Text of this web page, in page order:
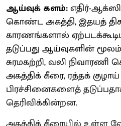
ஆய்வுக் களம்:எதிர்-
கொண்ட அகத்தி, இதயத்
காரணங்களால்
தடுப்பது ஆய்வுகளின் மூலம்
சுரமகற்றி, வலி
அகத்திக் கீரை, ரத்தக்
பிரச்சினைகளைத்
தெரிவிக்கின்றன.